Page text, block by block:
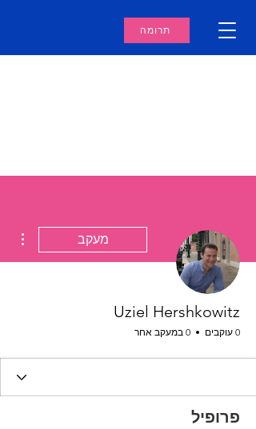
תרומה
מעקב
Uziel Hershkowitz
0 עוקבים 0 במעקב אחר
פרופיל